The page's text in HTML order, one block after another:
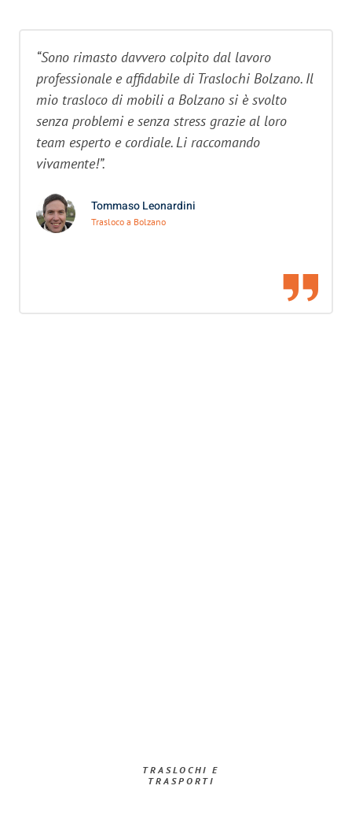
“Sono rimasto davvero colpito dal lavoro
professionale e affidabile di Traslochi Bolzano. Il
mio trasloco di mobili a Bolzano si è svolto
senza problemi e senza stress grazie al loro
team esperto e cordiale. Li raccomando
vivamente!”.
Tommaso Leonardini
Trasloco a Bolzano
TRASLOCHI E
TRASPORTI​